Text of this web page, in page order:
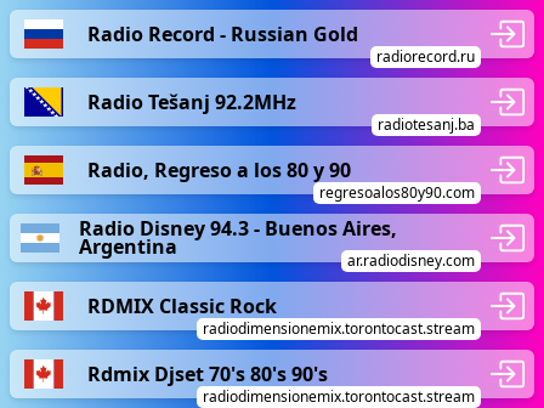
Radio Record - Russian Gold
radiorecord.ru
Radio Tešanj 92.2MHz
radiotesanj.ba
Radio, Regreso a los 80 y 90
regresoalos80y90.com
Radio Disney 94.3 - Buenos Aires,
Argentina
ar.radiodisney.com
RDMIX Classic Rock
radiodimensionemix.torontocast.stream
Rdmix Djset 70's 80's 90's
radiodimensionemix.torontocast.stream